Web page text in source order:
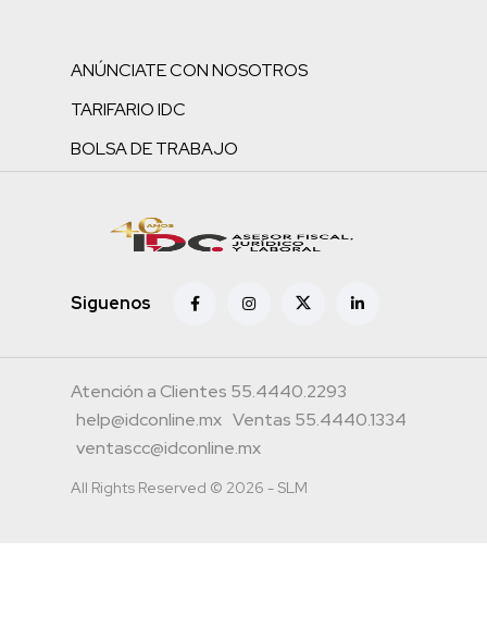
ANÚNCIATE CON NOSOTROS
TARIFARIO IDC
BOLSA DE TRABAJO
Siguenos
Atención a Clientes 55.4440.2293
help@idconline.mx Ventas 55.4440.1334
ventascc@idconline.mx
All Rights Reserved © 2026 - SLM